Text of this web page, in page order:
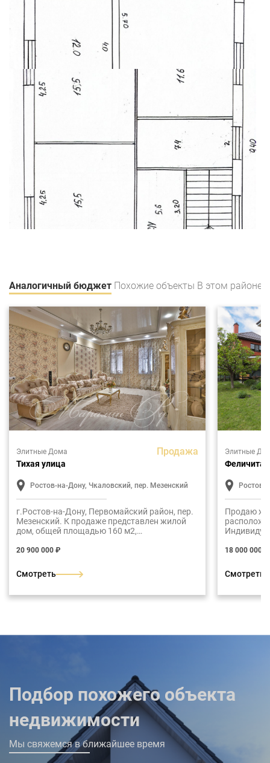
Аналогичный бюджет Похожие объекты В этом районе
Элитные Дома Продажа
Тихая улица
Ростов-на-Дону, Чкаловский, пер. Мезенский
г.Ростов-на-Дону, Первомайский район, пер.
Мезенский. К продаже представлен жилой
дом, общей площадью 160 м2,
м2.
20 900 000 ₽
Смотреть
Элитные
Феличита
Ростов-
Продаю
кирпича.
черепица.
площадь
18 000 000 ₽
Смотреть
Подбор похожего объекта
недвижимости
Мы свяжемся в ближайшее время